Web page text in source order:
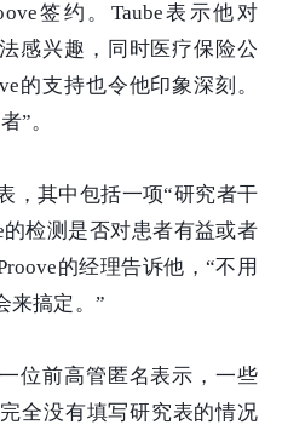
签约。Taube表示他对
感兴趣，同时医疗保险公
的支持也令他印象深刻。
”。
，其中包括一项“研究者干
检测是否对患者有益或者
的经理告诉他，“不用
来搞定。”
位前高管匿名表示，一些
全没有填写研究表的情况